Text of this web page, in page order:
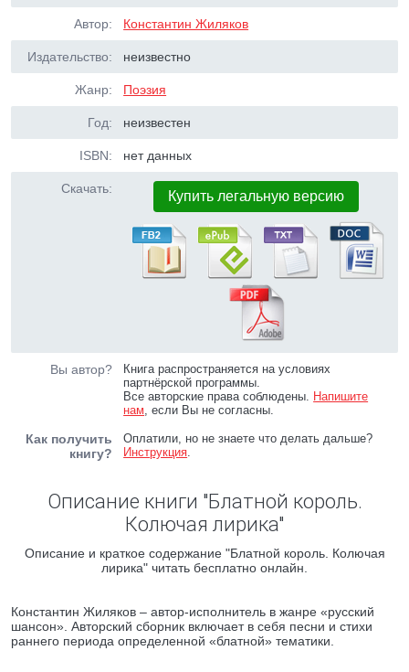
Автор: Константин Жиляков
Издательство: неизвестно
Жанр: Поэзия
Год: неизвестен
ISBN: нет данных
Скачать: Купить легальную версию
Вы автор?
Книга распространяется на условиях
партнёрской программы.
Все авторские права соблюдены. Напишите
нам, если Вы не согласны.
Как получить
книгу?
Оплатили, но не знаете что делать дальше?
Инструкция.
Описание книги "Блатной король.
Колючая лирика"
Описание и краткое содержание "Блатной король. Колючая
лирика" читать бесплатно онлайн.
Константин Жиляков – автор-исполнитель в жанре «русский
шансон». Авторский сборник включает в себя песни и стихи
раннего периода определенной «блатной» тематики.